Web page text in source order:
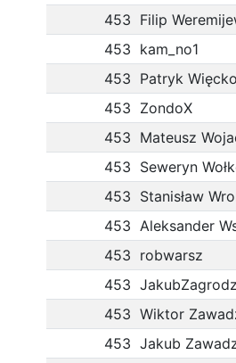
453 Filip
453 kam_no1
453 Patryk Więcko
453 ZondoX
453 Mateusz
453 Seweryn
453 Stanisław
453 Aleksander
453 robwarsz
453
453 Wiktor
453 Jakub